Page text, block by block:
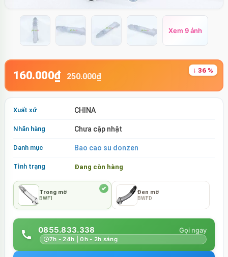
Xem 9 ảnh
160.000₫ 250.000₫
↓ 36 %
Xuất xứ CHINA
Nhãn hàng Chưa cập nhật
Danh mục Bao cao su donzen
Tình trạng Đang còn hàng
Trong mờ
BWF1
Đen mờ
BWFD
0855.833.338
7h - 24h | 0h - 2h sáng